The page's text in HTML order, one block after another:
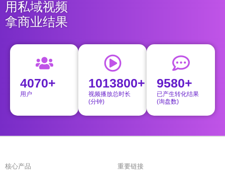
用私域视频
拿商业结果
4070+
用户
1013800+
视频播放总时长
(分钟)
9580+
已产生转化结果
(询盘数)
核心产品 重要链接